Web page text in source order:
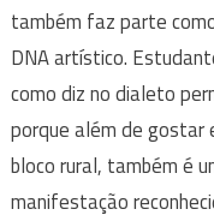
também faz parte
DNA artístico.
como diz no dialeto
porque além de gostar
bloco rural, também é
manifestação